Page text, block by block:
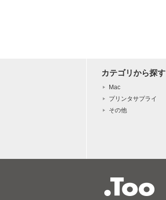
カテゴリから探す
Mac
プリンタサプライ
その他